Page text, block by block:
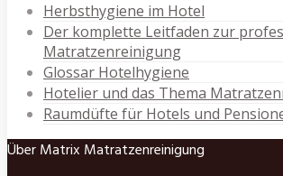
Herbsthygiene im Hotel
Der komplette Leitfaden zur
Matratzenreinigung
Glossar Hotelhygiene
Hotelier und das Thema
Raumdüfte für Hotels und
Über Matrix Matratzenreinigung